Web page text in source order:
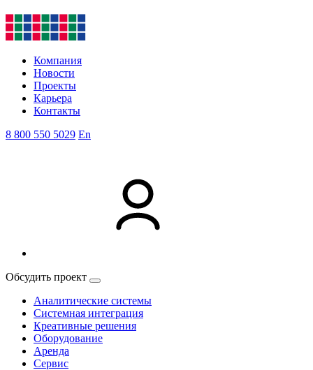
Компания
Новости
Проекты
Карьера
Контакты
8 800 550 5029 En
Обсудить проект
Аналитические системы
Системная интеграция
Креативные решения
Оборудование
Аренда
Сервис